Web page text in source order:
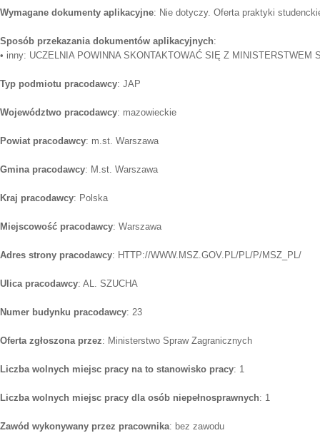
Wymagane dokumenty aplikacyjne: Nie dotyczy. Oferta praktyki
Sposób przekazania dokumentów aplikacyjnych:
• inny: UCZELNIA POWINNA SKONTAKTOWAĆ SIĘ Z MINISTERSTWEM
Typ podmiotu pracodawcy: JAP
Województwo pracodawcy: mazowieckie
Powiat pracodawcy: m.st. Warszawa
Gmina pracodawcy: M.st. Warszawa
Kraj pracodawcy: Polska
Miejscowość pracodawcy: Warszawa
Adres strony pracodawcy: HTTP://WWW.MSZ.GOV.PL/PL/P/MSZ_PL/
Ulica pracodawcy: AL. SZUCHA
Numer budynku pracodawcy: 23
Oferta zgłoszona przez: Ministerstwo Spraw Zagranicznych
Liczba wolnych miejsc pracy na to stanowisko pracy: 1
Liczba wolnych miejsc pracy dla osób niepełnosprawnych: 1
Zawód wykonywany przez pracownika: bez zawodu